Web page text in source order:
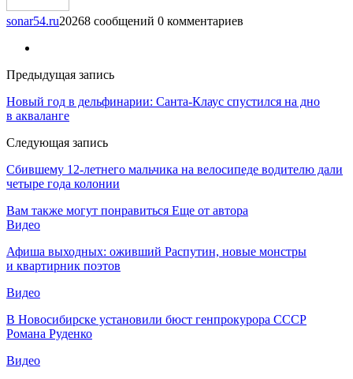
sonar54.ru20268 сообщений 0 комментариев
Предыдущая запись
Новый год в дельфинарии: Санта-Клаус спустился на дно
в акваланге
Следующая запись
Сбившему 12-летнего мальчика на велосипеде водителю дали
четыре года колонии
Вам также могут понравиться Еще от автора
Видео
Афиша выходных: оживший Распутин, новые монстры
и квартирник поэтов
Видео
В Новосибирске установили бюст генпрокурора СССР
Романа Руденко
Видео